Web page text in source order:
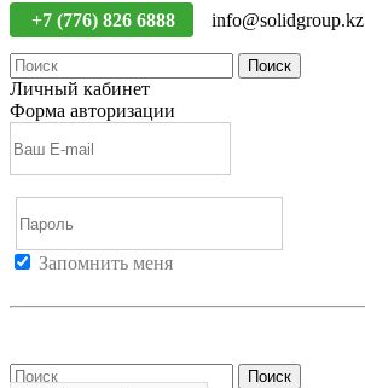
+7 (776) 826 6888 info@solidgroup.kz
Поиск
Личный кабинет
Форма авторизации
Запомнить меня
Поиск